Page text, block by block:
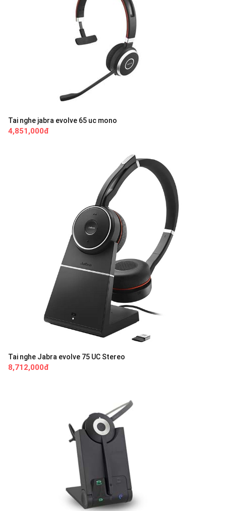
Tai nghe jabra evolve 65 uc mono
4,851,000đ
Tai nghe Jabra evolve 75 UC Stereo
8,712,000đ